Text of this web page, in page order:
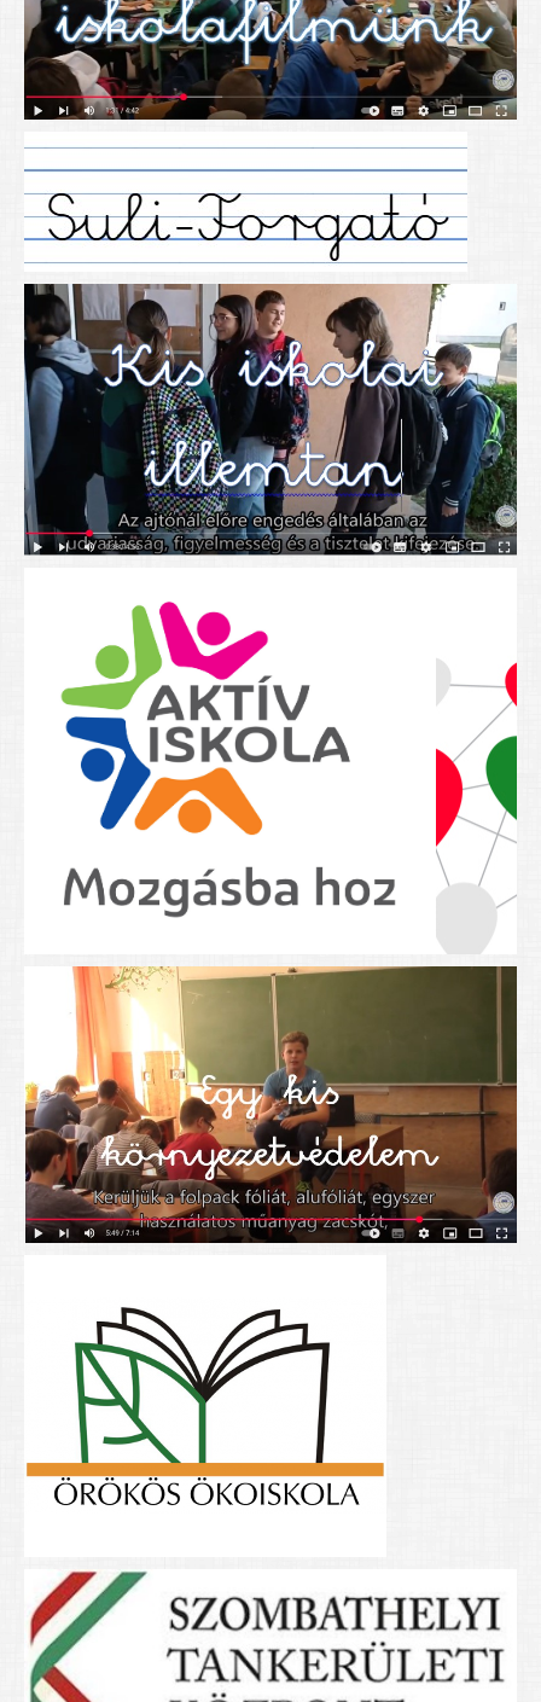
Sportversenyek
Tanulmányi versenyek
Alapítványunk
Nyitva tartás
SZÜLŐKNEK
Google Tanterem, Classroom - útmutató diákoknak
Tanév rendje
Étkezés befizetése
Étlap
eKréta
Diákigazolvány igénylése
Mindennapos testnevelés
Tartós tankönyvek
Nyolcadikosainknak
Kréta szülői segédlet
Felsős taneszközlista
BEISKOLÁZÁS 2026